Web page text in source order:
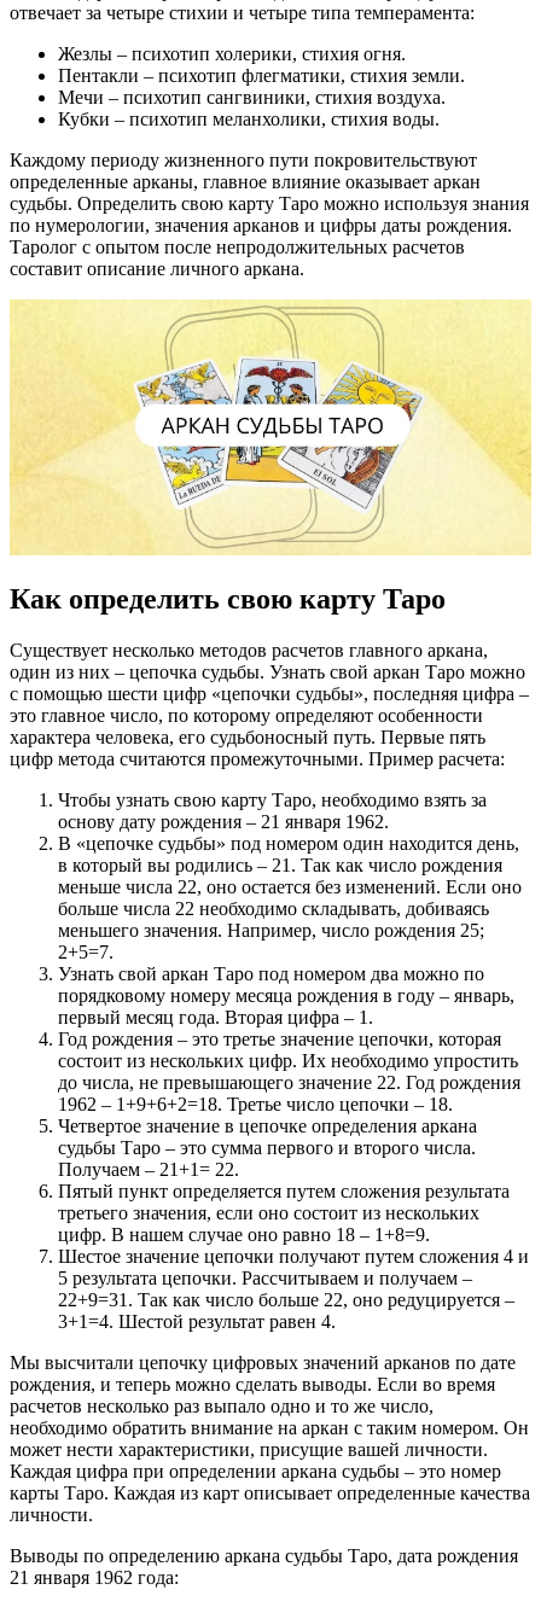
отвечает за четыре стихии и четыре типа темперамента:
Жезлы – психотип холерики, стихия огня.
Пентакли – психотип флегматики, стихия земли.
Мечи – психотип сангвиники, стихия воздуха.
Кубки – психотип меланхолики, стихия воды.
Каждому периоду жизненного пути покровительствуют
определенные арканы, главное влияние оказывает аркан
судьбы. Определить свою карту Таро можно используя знания
по нумерологии, значения арканов и цифры даты рождения.
Таролог с опытом после непродолжительных расчетов
составит описание личного аркана.
Как определить свою карту Таро
Существует несколько методов расчетов главного аркана,
один из них – цепочка судьбы. Узнать свой аркан Таро можно
с помощью шести цифр «цепочки судьбы», последняя цифра –
это главное число, по которому определяют особенности
характера человека, его судьбоносный путь. Первые пять
цифр метода считаются промежуточными. Пример расчета:
Чтобы узнать свою карту Таро, необходимо взять за
основу дату рождения – 21 января 1962.
В «цепочке судьбы» под номером один находится день,
в который вы родились – 21. Так как число рождения
меньше числа 22, оно остается без изменений. Если оно
больше числа 22 необходимо складывать, добиваясь
меньшего значения. Например, число рождения 25;
2+5=7.
Узнать свой аркан Таро под номером два можно по
порядковому номеру месяца рождения в году – январь,
первый месяц года. Вторая цифра – 1.
Год рождения – это третье значение цепочки, которая
состоит из нескольких цифр. Их необходимо упростить
до числа, не превышающего значение 22. Год рождения
1962 – 1+9+6+2=18. Третье число цепочки – 18.
Четвертое значение в цепочке определения аркана
судьбы Таро – это сумма первого и второго числа.
Получаем – 21+1= 22.
Пятый пункт определяется путем сложения результата
третьего значения, если оно состоит из нескольких
цифр. В нашем случае оно равно 18 – 1+8=9.
Шестое значение цепочки получают путем сложения 4 и
5 результата цепочки. Рассчитываем и получаем –
22+9=31. Так как число больше 22, оно редуцируется –
3+1=4. Шестой результат равен 4.
Мы высчитали цепочку цифровых значений арканов по дате
рождения, и теперь можно сделать выводы. Если во время
расчетов несколько раз выпало одно и то же число,
необходимо обратить внимание на аркан с таким номером. Он
может нести характеристики, присущие вашей личности.
Каждая цифра при определении аркана судьбы – это номер
карты Таро. Каждая из карт описывает определенные качества
личности.
Выводы по определению аркана судьбы Таро, дата рождения
21 января 1962 года: